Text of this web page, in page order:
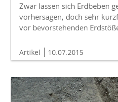
Zwar lassen sich Erdbeben
vorhersagen, doch sehr
vor bevorstehenden
Artikel 10.07.2015